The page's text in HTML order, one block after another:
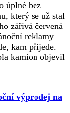
úplné bez
který se už stal
zářivá červená
reklamy
kam přijede.
kamion objevil
výprodej na